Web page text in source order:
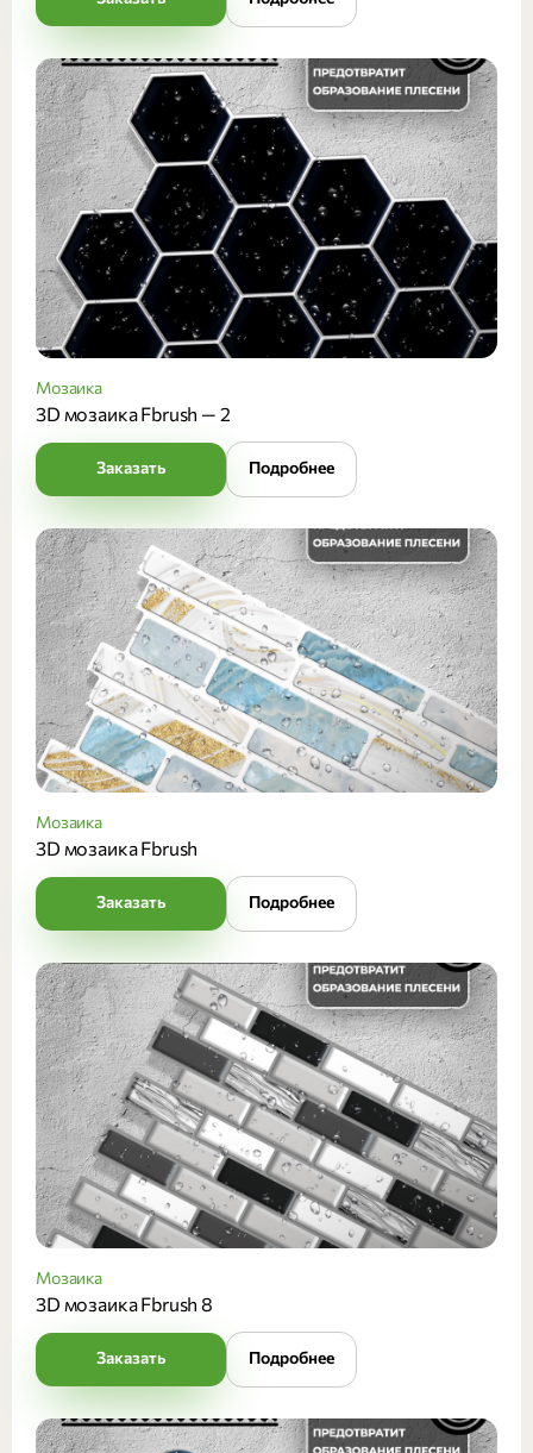
Мозаика
3D мозаика Fbrush — 2
Заказать Подробнее
Мозаика
3D мозаика Fbrush
Заказать Подробнее
Мозаика
3D мозаика Fbrush 8
Заказать Подробнее